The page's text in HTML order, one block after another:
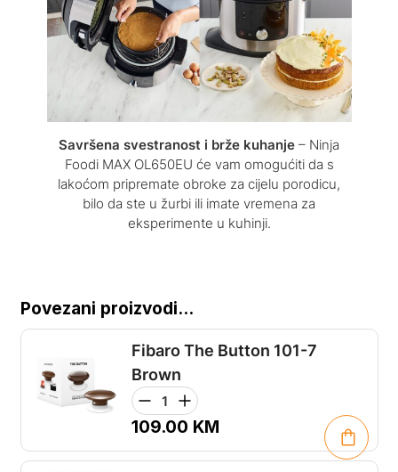
Savršena svestranost i brže kuhanje – Ninja
Foodi MAX OL650EU će vam omogućiti da s
lakoćom pripremate obroke za cijelu porodicu,
bilo da ste u žurbi ili imate vremena za
eksperimente u kuhinji.
Povezani proizvodi...
Fibaro The Button 101-7
Brown
109.00 KM